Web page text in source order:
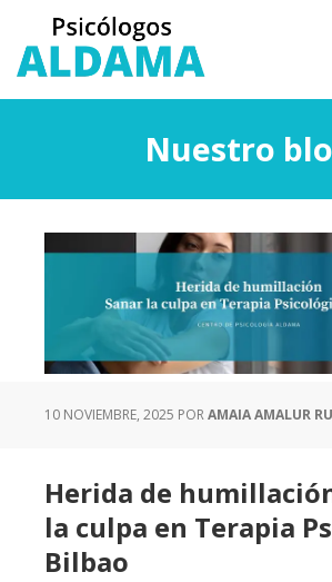
contenido
principal
barra
Nuestro
10 NOVIEMBRE, 2025 PORAMAIA AMALUR
Herida de
la culpa en Terapia
Bilbao